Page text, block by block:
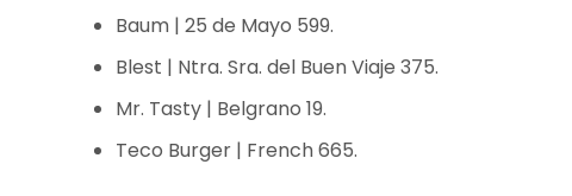
Baum | 25 de Mayo 599.
Blest | Ntra. Sra. del Buen Viaje 375.
Mr. Tasty | Belgrano 19.
Teco Burger | French 665.